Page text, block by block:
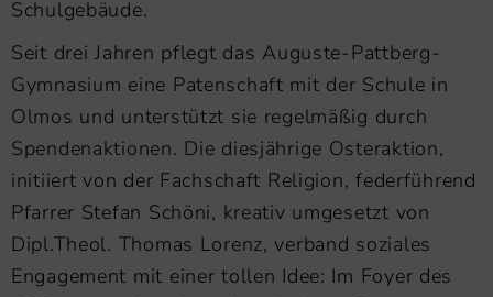
Schulgebäude.
Seit drei Jahren pflegt das Auguste-Pattberg-
Gymnasium eine Patenschaft mit der Schule in
Olmos und unterstützt sie regelmäßig durch
Spendenaktionen. Die diesjährige Osteraktion,
initiiert von der Fachschaft Religion, federführend
Pfarrer Stefan Schöni, kreativ umgesetzt von
Dipl.Theol. Thomas Lorenz, verband soziales
Engagement mit einer tollen Idee: Im Foyer des